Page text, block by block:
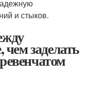
и стыков.
заделать